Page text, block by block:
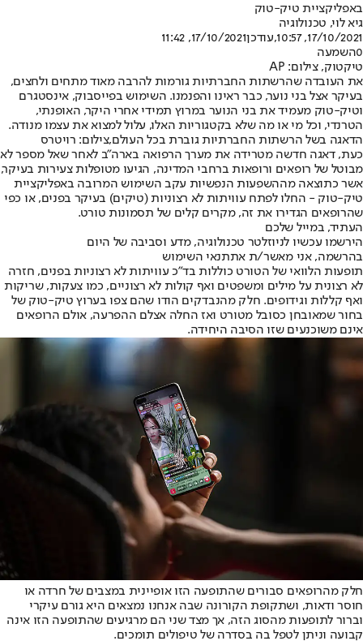
באפליקציית טיק-טוק
גיא לוי, טכנולוגיה
17/10/2021, 10:57
,עודכן17/10/2021, 11:42
0השמעה
טיקטוק, צילום: AP
את העובדה שהרשתות החברתיות גורמות להרבה מאוד מתחים ולחצים,
בעיקר אצל בני נוער, כבר ראינו והפנמנו. השימוש בפייסבוק, אינסטגרם
וטיק-טוק מעמיד את בני הנוער במרוץ תמידי אחרי היקר, האופנתי,
הטרנדי, וכל מי או מה שלא בקטגוריות האלו, עלול למצוא את עצמו מנודה.
הדאגה בשל הרשתות החברתיות גוברת בכל העולם,צילום: רויטרס
כעת, דאגה חדשה מטרידה את מערך הרפואה בארה"ב לאחר שאל מספר לא
מבוטל של רופאים ורופאות ברחבי המדינה, הגיעו מטופלות צעירות בעיקר,
אשר כתוצאה מההשפעות הנפשיות עקב השימוש המרובה באפליקציית
טיק-טוק - החלו לפתח עוויתות לא רצוניות (טיקים) בעיקר בפנים, או כפי
שהרופאים הגדירו את זה, מקרים קלים של תסמונות טורט.
העתיד, במייל שלכם
הירשמו עכשיו לניוזלטר טכנולוגיה, מדע וסביבה של היום
בהרשמה, אני מאשר/ת אתתנאי השימוש
תופעות הלוואי של הטורט כוללות בד"כ עוויתות לא רצוניות בפנים, חזרה
לא רצונית על מילים ומשפטים ואף קולות לא רצוניים, כמו צעקות, שריקות
ואף קללות וגידופים. חלק מהנבדקים הודו שהם צפו בערוץ טיק-טוק של
בחור שמאובחן כסובל מטורט ואז החלה אצלם ההפרעה, אולם הרופאים
אינם משוכנעים שזו הסיבה היחידה.
חלק מהרופאים סבורים שהתופעה הזו אופיינית במצבים של חרדה או
חוסר ודאות, ושתקופת הקורונה שבה אנחנו נמצאים היא גורם עיקרי
וברור לתופעות מהסוג הזה, אך מצד שני הם מרגיעים שהתופעה הזו אינה
קבועה וניתן לטפל בה בסדרה של טיפולים תומכים.